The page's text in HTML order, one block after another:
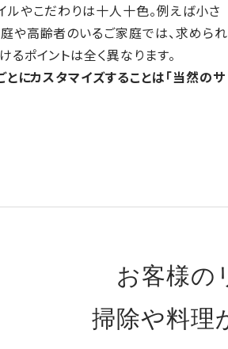
ルやこだわりは十人十色。例えば小さ
や高齢者のいるご家庭では、求められ
ポイントは全く異なります。
にカスタマイズすることは「当然のサ
お客様の
掃除や料理